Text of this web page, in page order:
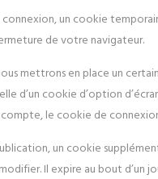
connexion, un cookie
de votre navigateur.
mettrons en place un
d’un cookie d’option
le cookie de
un cookie
Il expire au bout d’un